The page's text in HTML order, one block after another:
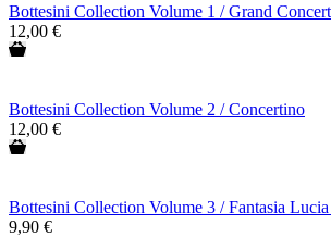
Bottesini Collection Volume 1 / Grand
12,00 €
Bottesini Collection Volume 2 / Concertino
12,00 €
Bottesini Collection Volume 3 / Fantasia
9,90 €